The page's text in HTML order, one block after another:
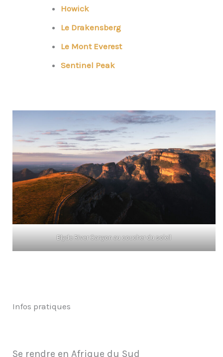
Howick
Le Drakensberg
Le Mont Everest
Sentinel Peak
Blyde River Canyon au coucher du soleil
Infos pratiques
Se rendre en Afrique du Sud